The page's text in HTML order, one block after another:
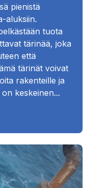
pienistä
aluksiin.
tuota
tärinää, joka
että
tärinät voivat
rakenteille ja
keskeinen...